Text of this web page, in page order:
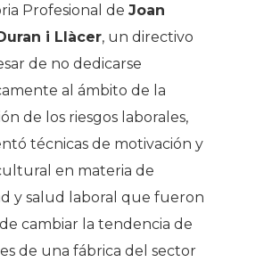
Profesional de Joan
i Llàcer, un directivo
de no dedicarse
al ámbito de la
de los riesgos laborales,
técnicas de motivación y
en materia de
y salud laboral que fueron
cambiar la tendencia de
de una fábrica del sector